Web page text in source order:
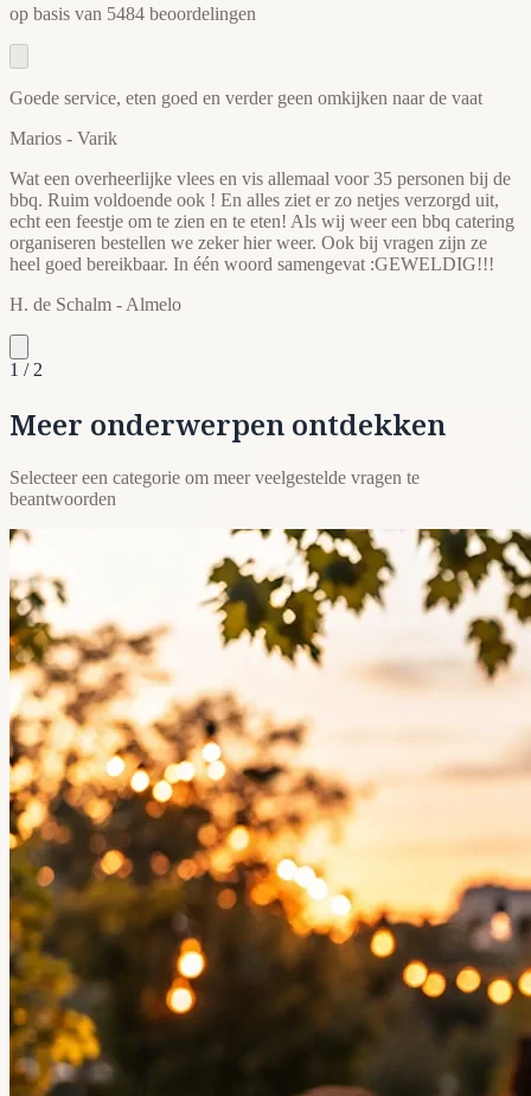
op basis van 5484 beoordelingen
Goede service, eten goed en verder geen omkijken naar de vaat
Marios - Varik
Wat een overheerlijke vlees en vis allemaal voor 35 personen bij de
bbq. Ruim voldoende ook ! En alles ziet er zo netjes verzorgd uit,
echt een feestje om te zien en te eten! Als wij weer een bbq catering
organiseren bestellen we zeker hier weer. Ook bij vragen zijn ze
heel goed bereikbaar. In één woord samengevat :GEWELDIG!!!
H. de Schalm - Almelo
1 / 2
Meer onderwerpen ontdekken
Selecteer een categorie om meer veelgestelde vragen te
beantwoorden